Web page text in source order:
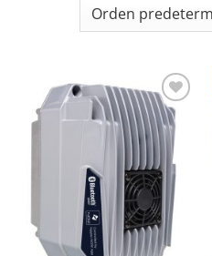
Añadir
a la
lista de
deseos